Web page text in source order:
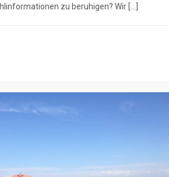
zu beruhigen? Wir […]